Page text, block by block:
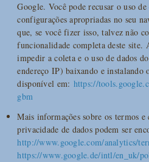
Google. Você pode recusar o uso
configurações apropriadas no seu
que, se você fizer isso, talvez não
funcionalidade completa deste site.
impedir a coleta e o uso de dados
endereço IP) baixando e instalando
disponível em: https://
gbm
Mais informações sobre os termos e
privacidade de dados podem ser
http://www.google.com/analytics/
https://www.google.de/intl/en_uk/